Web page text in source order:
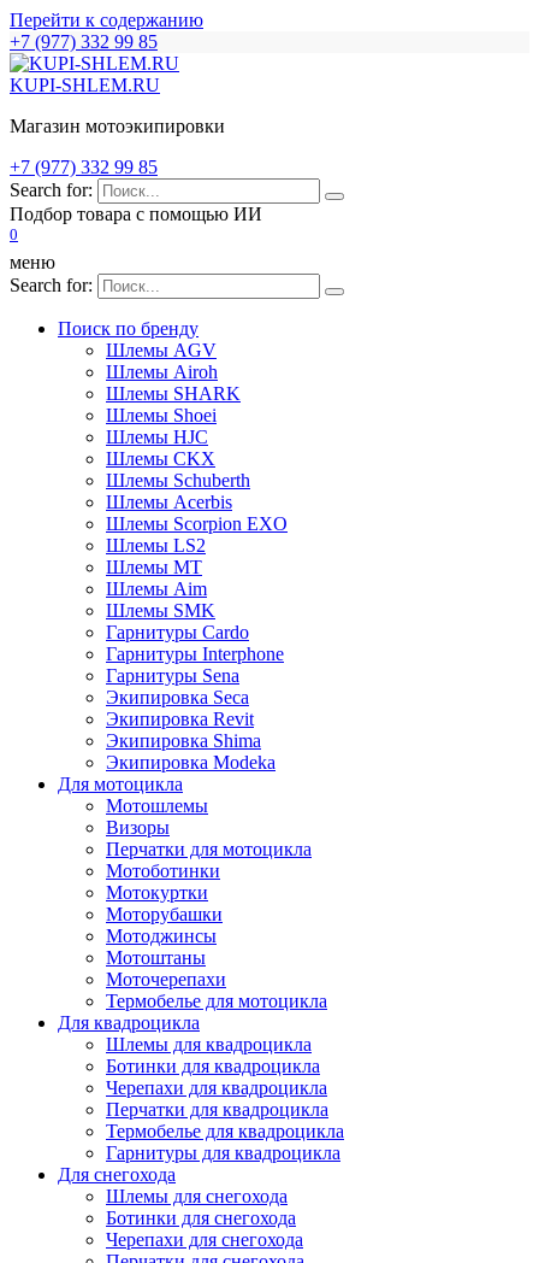
Перейти к содержанию
+7 (977) 332 99 85
KUPI-SHLEM.RU
Магазин мотоэкипировки
+7 (977) 332 99 85
Search for:
Подбор товара с помощью ИИ
0
меню
Search for:
Поиск по бренду
Шлемы AGV
Шлемы Airoh
Шлемы SHARK
Шлемы Shoei
Шлемы HJC
Шлемы CKX
Шлемы Schuberth
Шлемы Acerbis
Шлемы Scorpion EXO
Шлемы LS2
Шлемы MT
Шлемы Aim
Шлемы SMK
Гарнитуры Cardo
Гарнитуры Interphone
Гарнитуры Sena
Экипировка Seca
Экипировка Revit
Экипировка Shima
Экипировка Modeka
Для мотоцикла
Мотошлемы
Визоры
Перчатки для мотоцикла
Мотоботинки
Мотокуртки
Моторубашки
Мотоджинсы
Мотоштаны
Моточерепахи
Термобелье для мотоцикла
Для квадроцикла
Шлемы для квадроцикла
Ботинки для квадроцикла
Черепахи для квадроцикла
Перчатки для квадроцикла
Термобелье для квадроцикла
Гарнитуры для квадроцикла
Для снегохода
Шлемы для снегохода
Ботинки для снегохода
Черепахи для снегохода